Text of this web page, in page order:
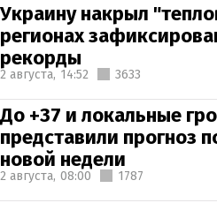
Украину накрыл
регионах
рекорды
2 августа, 14:52 3633
До +37 и локальные
представили прогноз
новой недели
2 августа, 08:00 1787